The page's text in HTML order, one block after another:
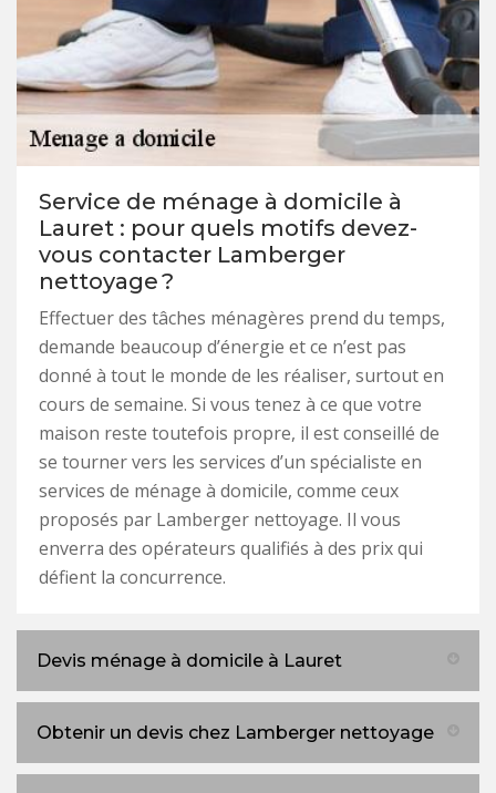
Service de ménage à domicile à
Lauret : pour quels motifs devez-
vous contacter Lamberger
nettoyage ?
Effectuer des tâches ménagères prend du temps,
demande beaucoup d’énergie et ce n’est pas
donné à tout le monde de les réaliser, surtout en
cours de semaine. Si vous tenez à ce que votre
maison reste toutefois propre, il est conseillé de
se tourner vers les services d’un spécialiste en
services de ménage à domicile, comme ceux
proposés par Lamberger nettoyage. Il vous
enverra des opérateurs qualifiés à des prix qui
défient la concurrence.
Devis ménage à domicile à Lauret
Obtenir un devis chez Lamberger nettoyage